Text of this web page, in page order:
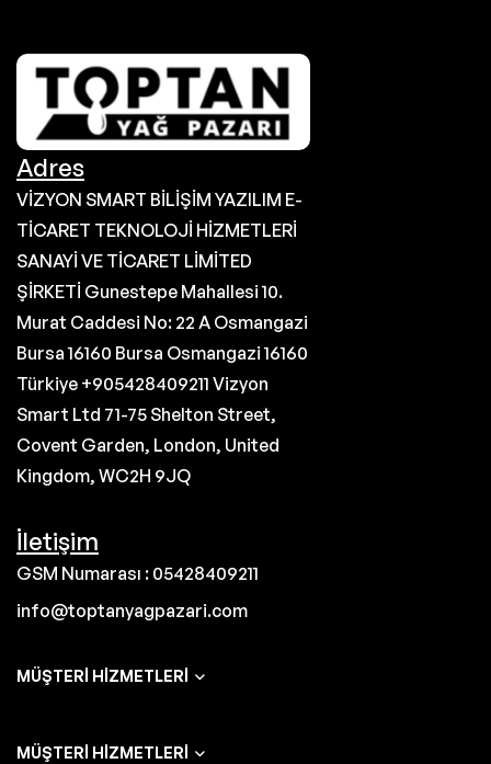
Adres
VİZYON SMART BİLİŞİM YAZILIM E-
TİCARET TEKNOLOJİ HİZMETLERİ
SANAYİ VE TİCARET LİMİTED
ŞİRKETİ Gunestepe Mahallesi 10.
Murat Caddesi No: 22 A Osmangazi
Bursa 16160 Bursa Osmangazi 16160
Türkiye +905428409211 Vizyon
Smart Ltd 71-75 Shelton Street,
Covent Garden, London, United
Kingdom, WC2H 9JQ
İletişim
GSM Numarası : 05428409211
info@toptanyagpazari.com
MÜŞTERI HIZMETLERI
MÜŞTERI HIZMETLERI